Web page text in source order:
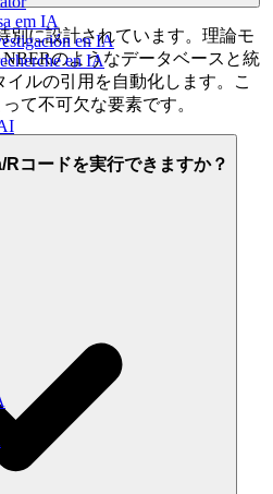
em IA
en IA
en IA
別に設計されています。理論モ
のようなデータベースと統
ルの引用を自動化します。こ
て不可欠な要素です。
コードを実行できますか？